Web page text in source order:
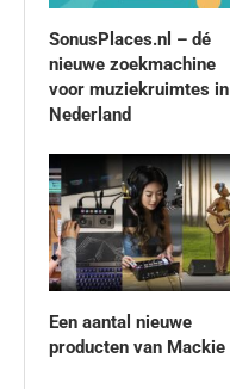
SonusPlaces.nl – dé
nieuwe zoekmachine
voor muziekruimtes in
Nederland
Een aantal nieuwe
producten van Mackie